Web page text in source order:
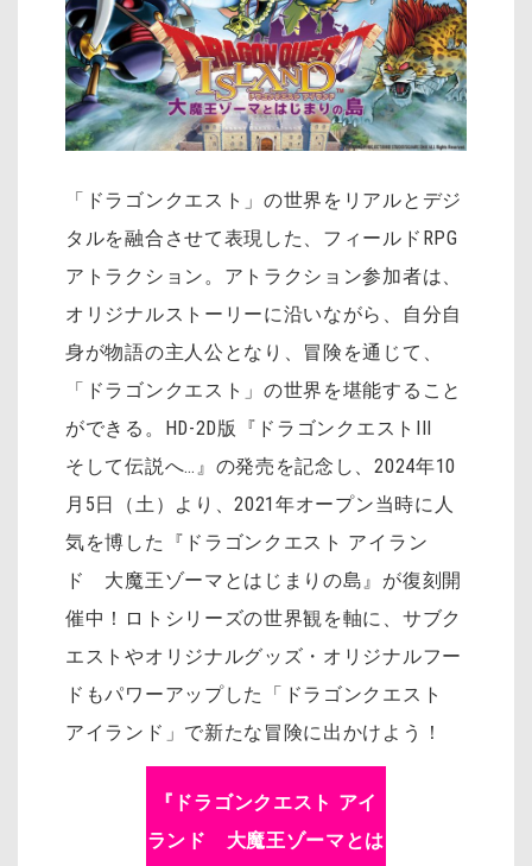
「ドラゴンクエスト」の世界をリアルとデジ
タルを融合させて表現した、フィールドRPG
アトラクション。アトラクション参加者は、
オリジナルストーリーに沿いながら、自分自
身が物語の主人公となり、冒険を通じて、
「ドラゴンクエスト」の世界を堪能すること
ができる。HD-2D版『ドラゴンクエストIII
そして伝説へ…』の発売を記念し、2024年10
月5日（土）より、2021年オープン当時に人
気を博した『ドラゴンクエスト アイラン
ド 大魔王ゾーマとはじまりの島』が復刻開
催中！ロトシリーズの世界観を軸に、サブク
エストやオリジナルグッズ・オリジナルフー
ドもパワーアップした「ドラゴンクエスト
アイランド」で新たな冒険に出かけよう！
『ドラゴンクエスト アイ
ランド 大魔王ゾーマとは